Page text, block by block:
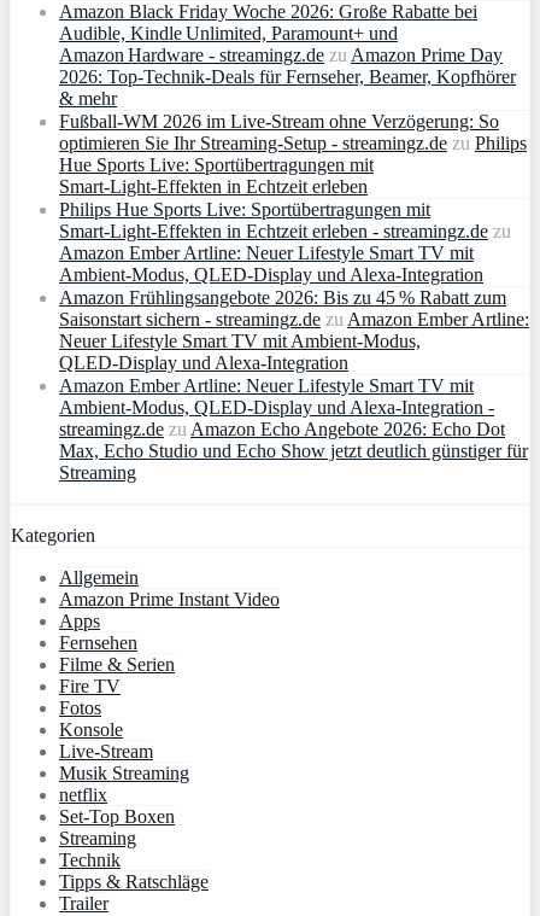
Amazon Black Friday Woche 2026: Große Rabatte bei
Audible, Kindle Unlimited, Paramount+ und
Amazon Hardware - streamingz.de zuAmazon Prime Day
2026: Top-Technik-Deals für Fernseher, Beamer, Kopfhörer
& mehr
Fußball-WM 2026 im Live-Stream ohne Verzögerung: So
optimieren Sie Ihr Streaming-Setup - streamingz.de zu Philips
Hue Sports Live: Sportübertragungen mit
Smart‑Light‑Effekten in Echtzeit erleben
Philips Hue Sports Live: Sportübertragungen mit
Smart‑Light‑Effekten in Echtzeit erleben - streamingz.de zu
Amazon Ember Artline: Neuer Lifestyle Smart TV mit
Ambient‑Modus, QLED‑Display und Alexa‑Integration
Amazon Frühlingsangebote 2026: Bis zu 45 % Rabatt zum
Saisonstart sichern - streamingz.de zuAmazon Ember Artline:
Neuer Lifestyle Smart TV mit Ambient‑Modus,
QLED‑Display und Alexa‑Integration
Amazon Ember Artline: Neuer Lifestyle Smart TV mit
Ambient‑Modus, QLED‑Display und Alexa‑Integration -
streamingz.de zuAmazon Echo Angebote 2026: Echo Dot
Max, Echo Studio und Echo Show jetzt deutlich günstiger für
Streaming
Kategorien
Allgemein
Amazon Prime Instant Video
Apps
Fernsehen
Filme & Serien
Fire TV
Fotos
Konsole
Live-Stream
Musik Streaming
netflix
Set-Top Boxen
Streaming
Technik
Tipps & Ratschläge
Trailer